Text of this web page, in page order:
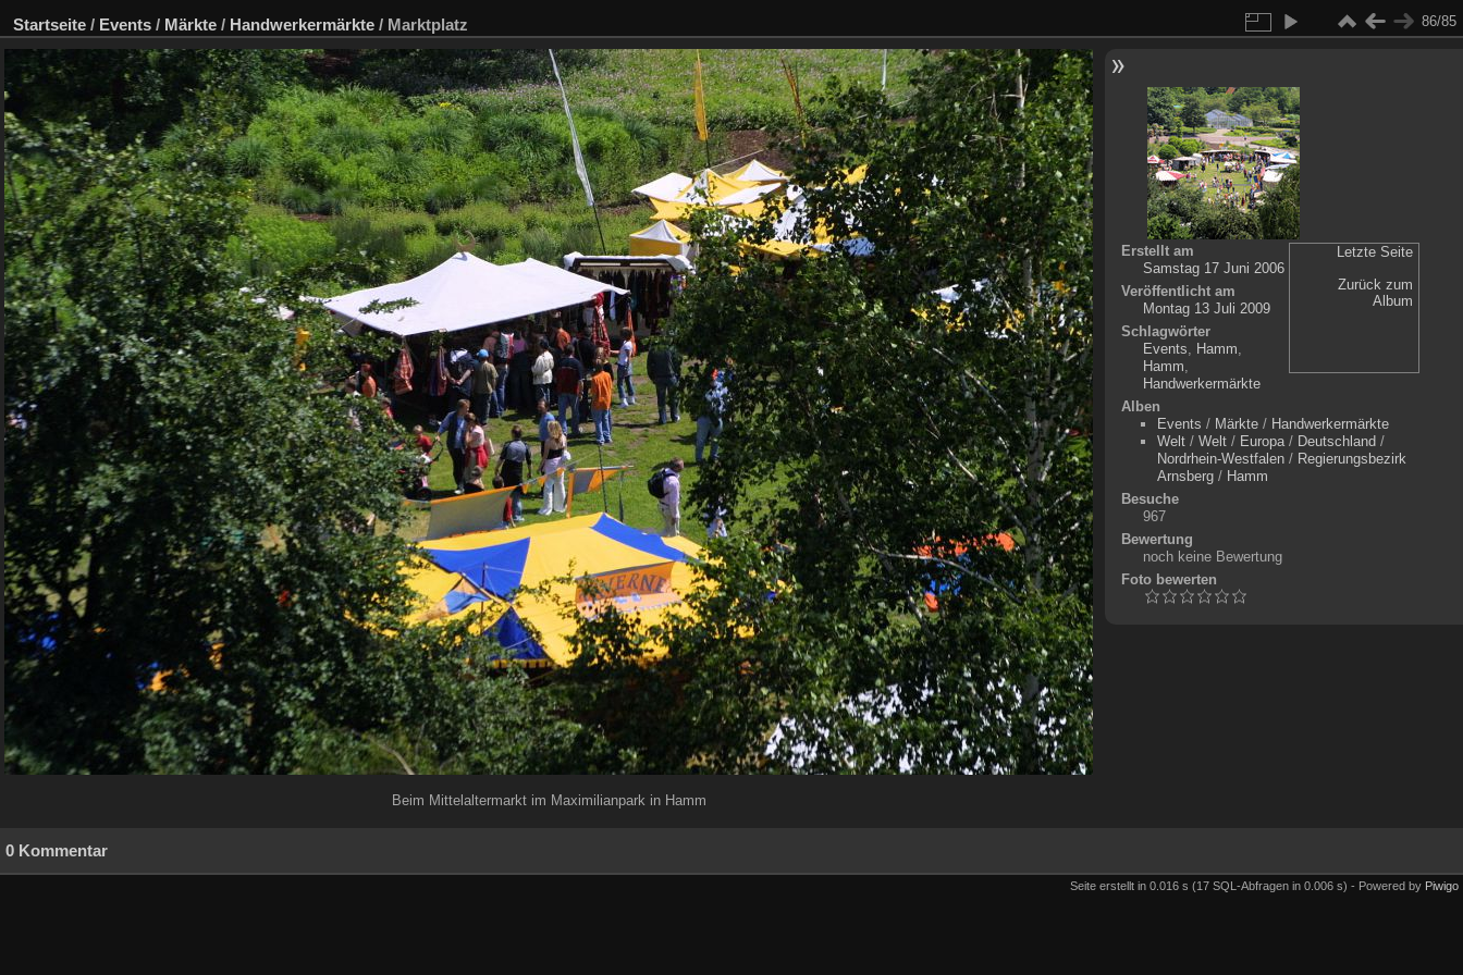
Startseite / Events / Märkte / Handwerkermärkte / Marktplatz 86/85
Beim Mittelaltermarkt im Maximilianpark in Hamm
Letzte Seite
Zurück zum
Album
Erstellt am
Samstag 17 Juni 2006
Veröffentlicht am
Montag 13 Juli 2009
Schlagwörter
Events, Hamm,
Hamm,
Handwerkermärkte
Alben
Events / Märkte/ Handwerkermärkte
Welt/ Welt/ Europa/ Deutschland /
Nordrhein-Westfalen/ Regierungsbezirk
Arnsberg/ Hamm
Besuche
967
Bewertung
noch keine Bewertung
Foto bewerten
0 Kommentar
Seite erstellt in 0.016 s (17 SQL-Abfragen in 0.006 s) - Powered by Piwigo